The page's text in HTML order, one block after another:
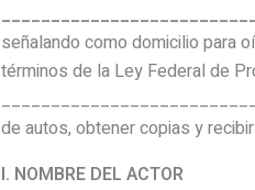
señalando como domicilio para
términos de la Ley Federal de
de autos, obtener copias y
I. NOMBRE DEL ACTOR